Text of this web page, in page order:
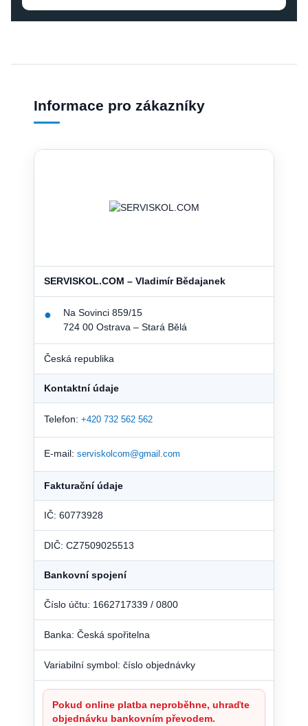
Informace pro zákazníky
SERVISKOL.COM – Vladimír Bědajanek
●
Na Sovinci 859/15
724 00 Ostrava – Stará Bělá
Česká republika
Kontaktní údaje
Telefon: +420 732 562 562
E-mail: serviskolcom@gmail.com
Fakturační údaje
IČ: 60773928
DIČ: CZ7509025513
Bankovní spojení
Číslo účtu: 1662717339 / 0800
Banka: Česká spořitelna
Variabilní symbol: číslo objednávky
Pokud online platba neproběhne, uhraďte
objednávku bankovním převodem.